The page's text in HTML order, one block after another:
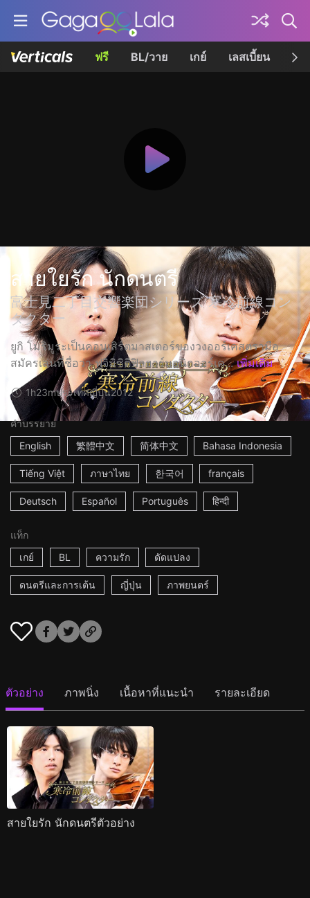
ฟรี BL/วาย เกย์ เลสเบี้ยน เค
สายใยรัก นักดนตรี
富士見二丁目交響楽団シリーズ 寒冷前線コン
ダクター
ยูกิ โมริมูระเป็นคอนเสิร์ตมาสเตอร์ของวงออร์เคสตรามือ
สมัครเล่นที่ชื่อว่า ฟูจิมิซิตีฟิลฮาร์มอนิกออร์เค... เพิ่มเติม
1h23mประเทศญี่ปุ่น2012
คำบรรยาย
English
繁體中文 简体中文 Bahasa Indonesia
Tiếng Việt ภาษาไทย 한국어 français
Deutsch Español Português हिन्दी
แท็ก
เกย์
BL ความรัก ดัดแปลง
ดนตรีและการเต้น ญี่ปุ่น ภาพยนตร์
ตัวอย่าง ภาพนิ่ง เนื้อหาที่แนะนำ รายละเอียด
สายใยรัก นักดนตรีตัวอย่าง